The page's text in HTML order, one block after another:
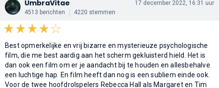
UmbraVitae
4513 berichten 4220 stemmen
17 december 2022, 16:31 uur
Best opmerkelijke en vrij bizarre en mysterieuze psychologische
film, die me best aardig aan het scherm gekluisterd hield. Het is
dan ook een film om er je aandacht bij te houden en allesbehalve
een luchtige hap. En film heeft dan nog is een subliem einde ook.
Voor de twee hoofdrolspelers Rebecca Hall als Margaret en Tim